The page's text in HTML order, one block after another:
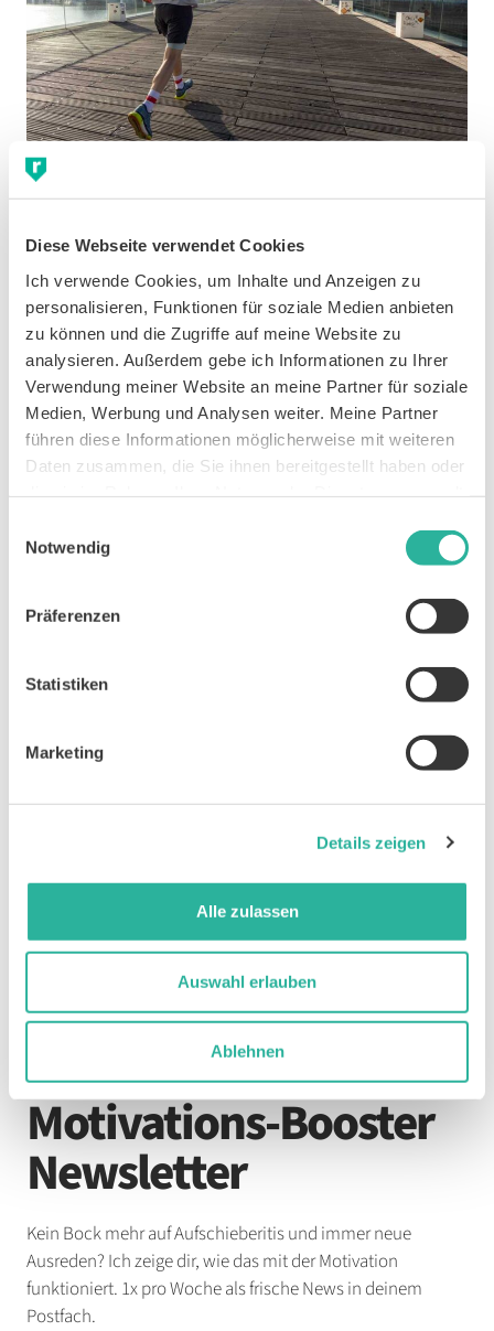
Diese Webseite verwendet Cookies
Ich verwende Cookies, um Inhalte und Anzeigen zu
personalisieren, Funktionen für soziale Medien anbieten
zu können und die Zugriffe auf meine Website zu
analysieren. Außerdem gebe ich Informationen zu Ihrer
Verwendung meiner Website an meine Partner für soziale
Medien, Werbung und Analysen weiter. Meine Partner
führen diese Informationen möglicherweise mit weiteren
Daten zusammen, die Sie ihnen bereitgestellt haben oder
Notwendig
Präferenzen
Statistiken
Marketing
Details zeigen
Alle zulassen
Auswahl erlauben
Ablehnen
Checkliste: 6
Laufprofi-Techniken
(die auch du nutzen
kannst)
Du willst kräftesparender, entspannter und mit weniger
Verletzungsrisiko laufen – ohne deinen Laufstil komplett
umbauen zu müssen?
JETZT KOSTENLOS HERUNTERLADEN
Motivations-Booster
Newsletter
Kein Bock mehr auf Aufschieberitis und immer neue
Ausreden? Ich zeige dir, wie das mit der Motivation
funktioniert. 1x pro Woche als frische News in deinem
Postfach.